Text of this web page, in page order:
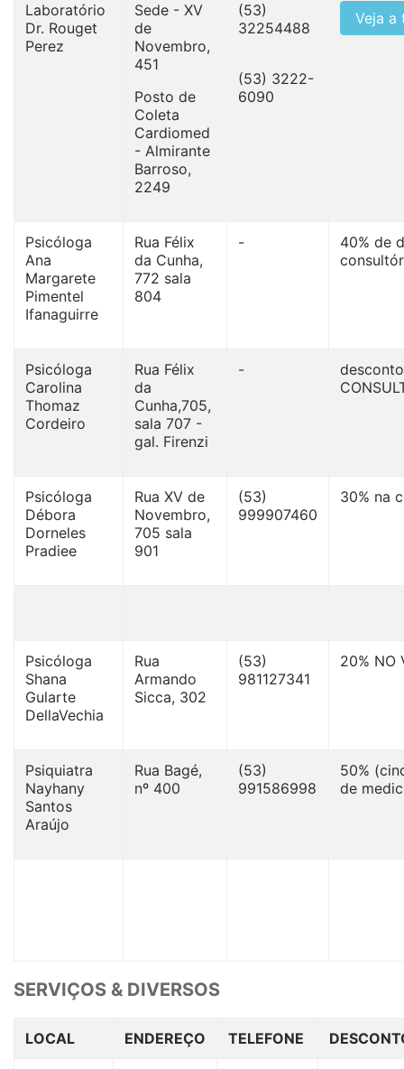
Laboratório
Dr. Rouget
Perez
Sede - XV
de
Novembro,
451
Posto de
Coleta
Cardiomed
- Almirante
Barroso,
2249
(53)
32254488
(53) 3222-
6090
Veja a
Psicóloga
Ana
Margarete
Pimentel
Ifanaguirre
Rua Félix
da Cunha,
772 sala
804
-
40% de
Psicóloga
Carolina
Thomaz
Cordeiro
Rua Félix
da
Cunha,705,
sala 707 -
gal. Firenzi
-
Psicóloga
Débora
Dorneles
Pradiee
Rua XV de
Novembro,
705 sala
901
(53)
999907460
30% na
Psicóloga
Shana
Gularte
DellaVechia
Rua
Armando
Sicca, 302
(53)
981127341
20% NO
Psiquiatra
Nayhany
Santos
Araújo
Rua Bagé,
nº 400
(53)
991586998
50%
de
SERVIÇOS & DIVERSOS
LOCAL ENDEREÇO TELEFONE